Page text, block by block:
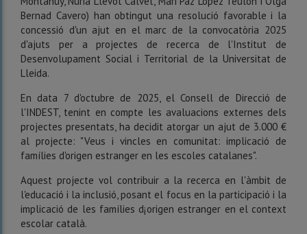
Bernad Cavero) han obtingut una resolució favorable i la
concessió d'un ajut en el marc de la convocatòria 2025
d'ajuts per a projectes de recerca de l'Institut de
Desenvolupament Social i Territorial de la Universitat de
Lleida.
En data 7 d'octubre de 2025, el Consell de Direcció de
l'INDEST, tenint en compte les avaluacions externes dels
projectes presentats, ha decidit atorgar un ajut de 3.000 €
al projecte: "Veus i vincles en comunitat: implicació de
famílies d'origen estranger en les escoles catalanes".
Aquest projecte vol contribuir a la recerca en l'àmbit de
l'educació i la inclusió, posant el focus en la participació i la
implicació de les famílies d¡origen estranger en el context
escolar català.